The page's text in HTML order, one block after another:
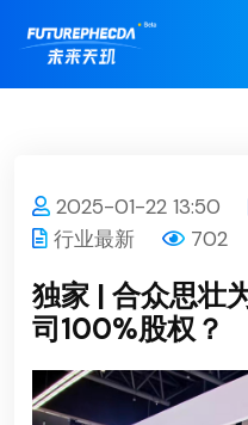
2025-01-22 13:50
行业最新
702
独家 | 合众思壮
司100%股权？